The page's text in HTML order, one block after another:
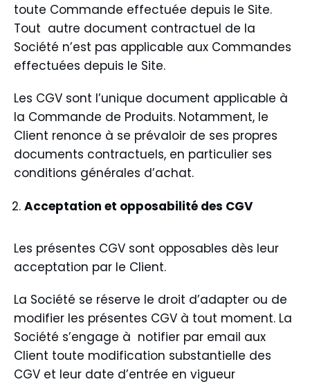
toute Commande effectuée depuis le Site.
Tout autre document contractuel de la
Société n’est pas applicable aux Commandes
effectuées depuis le Site.
Les CGV sont l’unique document applicable à
la Commande de Produits. Notamment, le
Client renonce à se prévaloir de ses propres
documents contractuels, en particulier ses
conditions générales d’achat.
Acceptation et opposabilité des CGV
Les présentes CGV sont opposables dès leur
acceptation par le Client.
La Société se réserve le droit d’adapter ou de
modifier les présentes CGV à tout moment. La
Société s’engage à notifier par email aux
Client toute modification substantielle des
CGV et leur date d’entrée en vigueur